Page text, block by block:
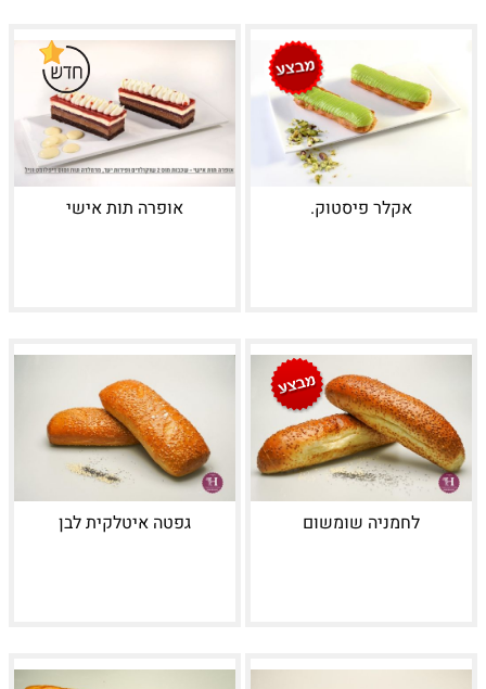
אקלר פיסטוק. אופרה תות אישי
לחמניה שומשום גפטה איטלקית לבן